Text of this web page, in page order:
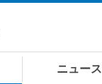
ニュース